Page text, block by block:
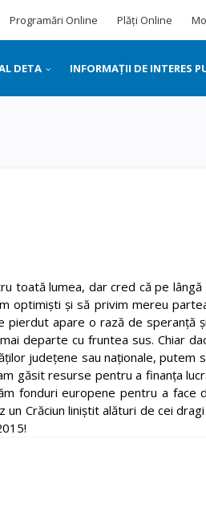
Programări Online Plăți Online
DETA INFORMAȚII DE INTERES
toată lumea, dar cred că pe
optimiști și să privim mereu
pierdut apare o rază de speranță
departe cu fruntea sus. Chiar
județene sau naționale, putem
găsit resurse pentru a finanța
fonduri europene pentru a face
Crăciun liniștit alături de cei dragi